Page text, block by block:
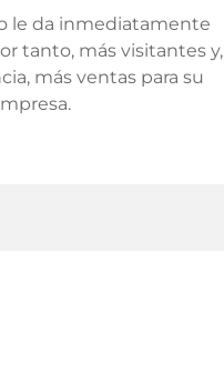
le da inmediatamente
tanto, más visitantes y,
más ventas para su